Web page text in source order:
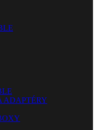
ADAPTÉRY